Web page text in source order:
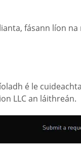
fásann líon
é le
LLC an láithreán.